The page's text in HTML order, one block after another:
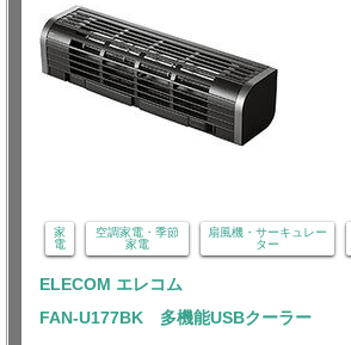
家
電
空調家電・季節
家電
扇風機・サーキュレー
ター
ELECOM エレコム
FAN-U177BK 多機能USBクーラー